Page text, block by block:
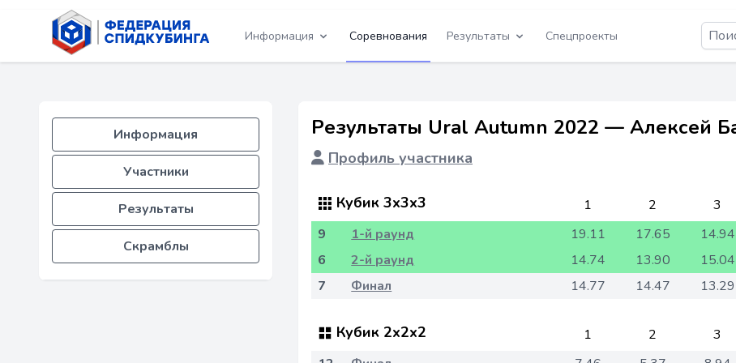
Информация Соревнования Результаты Спецпроекты
Информация
Участники
Результаты
Скрамблы
Результаты Ural Autumn 2022 — Алексей
Профиль участника
Кубик 3x3x3 1 2 3
9
1-й раунд 19.11 17.65 14.94
6
2-й раунд 14.74 13.90 15.04
7
Финал 14.77 14.47 13.29
Кубик 2x2x2 1 2 3